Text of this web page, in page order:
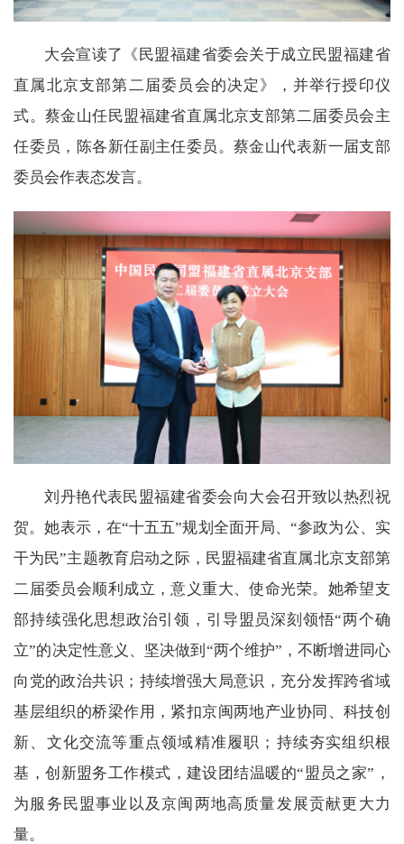
大会宣读了《民盟福建省委会关于成立民盟福建省
直属北京支部第二届委员会的决定》，并举行授印仪
式。蔡金山任民盟福建省直属北京支部第二届委员会主
任委员，陈各新任副主任委员。蔡金山代表新一届支部
委员会作表态发言。
刘丹艳代表民盟福建省委会向大会召开致以热烈祝
贺。她表示，在“十五五”规划全面开局、“参政为公、实
干为民”主题教育启动之际，民盟福建省直属北京支部第
二届委员会顺利成立，意义重大、使命光荣。她希望支
部持续强化思想政治引领，引导盟员深刻领悟“两个确
立”的决定性意义、坚决做到“两个维护”，不断增进同心
向党的政治共识；持续增强大局意识，充分发挥跨省域
基层组织的桥梁作用，紧扣京闽两地产业协同、科技创
新、文化交流等重点领域精准履职；持续夯实组织根
基，创新盟务工作模式，建设团结温暖的“盟员之家”，
为服务民盟事业以及京闽两地高质量发展贡献更大力
量。